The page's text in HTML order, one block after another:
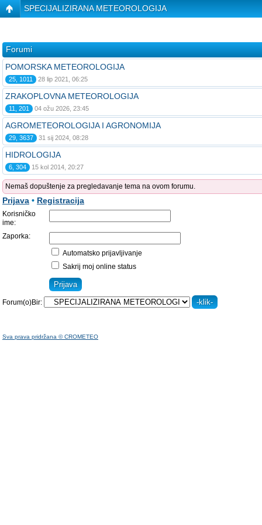
SPECIJALIZIRANA METEOROLOGIJA
Forumi
POMORSKA METEOROLOGIJA
25, 1011 28 lip 2021, 06:25
ZRAKOPLOVNA METEOROLOGIJA
11, 201 04 ožu 2026, 23:45
AGROMETEOROLOGIJA I AGRONOMIJA
29, 3637 31 sij 2024, 08:28
HIDROLOGIJA
6, 304 15 kol 2014, 20:27
Nemaš dopuštenje za pregledavanje tema na ovom forumu.
Prijava • Registracija
Korisničko
ime:
Zaporka:
Automatsko prijavljivanje
Sakrij moj online status
Forum(o)Bir:
Sva prava pridržana © CROMETEO